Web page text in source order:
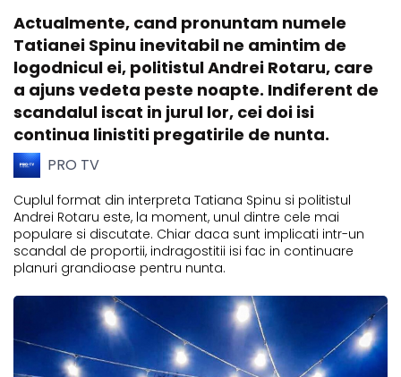
Actualmente, cand pronuntam numele
Tatianei Spinu inevitabil ne amintim de
logodnicul ei, politistul Andrei Rotaru, care
a ajuns vedeta peste noapte. Indiferent de
scandalul iscat in jurul lor, cei doi isi
continua linistiti pregatirile de nunta.
PRO TV
Cuplul format din interpreta Tatiana Spinu si politistul
Andrei Rotaru este, la moment, unul dintre cele mai
populare si discutate. Chiar daca sunt implicati intr-un
scandal de proportii, indragostitii isi fac in continuare
planuri grandioase pentru nunta.